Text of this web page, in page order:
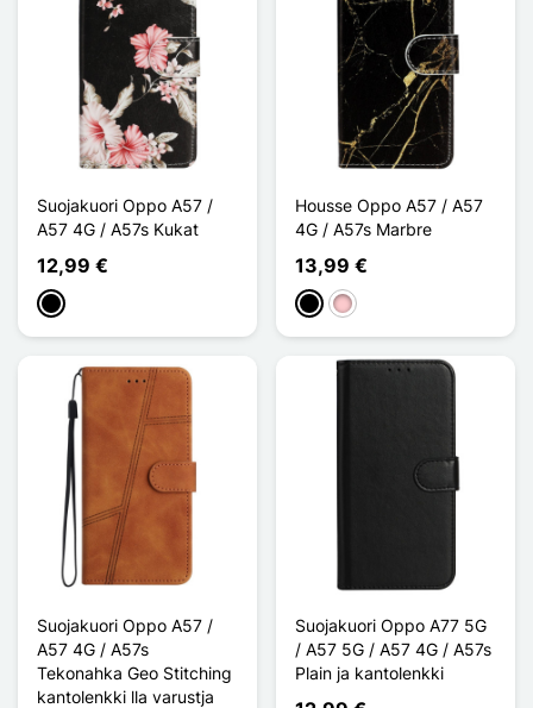
Suojakuori Oppo A57 /
A57 4G / A57s Kukat
12,99 €
Musta
Housse Oppo A57 / A57
4G / A57s Marbre
13,99 €
MustaPinkki
Suojakuori Oppo A57 /
A57 4G / A57s
Tekonahka Geo Stitching
kantolenkki lla varustja
Suojakuori Oppo A77 5G
/ A57 5G / A57 4G / A57s
Plain ja kantolenkki